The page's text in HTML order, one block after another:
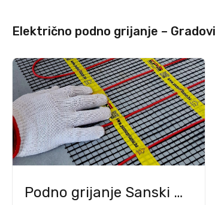
Električno podno grijanje –
Podno grijanje Sanski Most